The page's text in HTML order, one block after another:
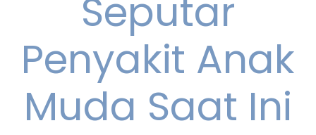
Seputar
Penyakit Anak
Muda Saat Ini